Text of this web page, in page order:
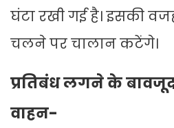
घंटा रखी गई है। इसकी
चलने पर चालान कटेंगे।
प्रतिबंध लगने के
वाहन-